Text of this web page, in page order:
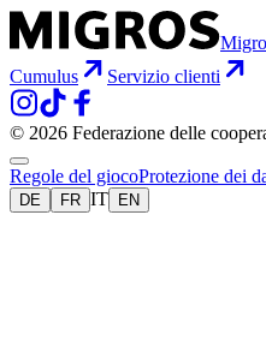
Cumulus
Servizio clienti
© 2026 Federazione delle
Regole del giocoProtezione dei
DE FR IT EN